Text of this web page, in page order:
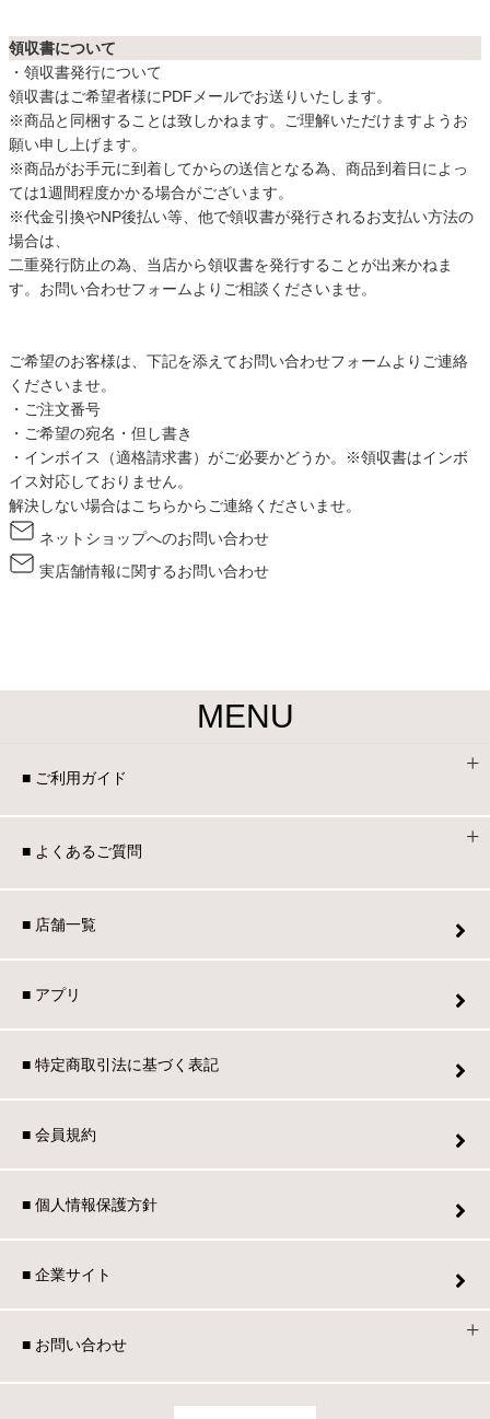
領収書について
・領収書発行について
領収書はご希望者様にPDFメールでお送りいたします。
※商品と同梱することは致しかねます。ご理解いただけますようお
願い申し上げます。
※商品がお手元に到着してからの送信となる為、商品到着日によっ
ては1週間程度かかる場合がございます。
※代金引換やNP後払い等、他で領収書が発行されるお支払い方法の
場合は、
二重発行防止の為、当店から領収書を発行することが出来かねま
す。お問い合わせフォームよりご相談くださいませ。
ご希望のお客様は、下記を添えてお問い合わせフォームよりご連絡
くださいませ。
・ご注文番号
・ご希望の宛名・但し書き
・インボイス（適格請求書）がご必要かどうか。※領収書はインボ
イス対応しておりません。
解決しない場合はこちらからご連絡くださいませ。
ネットショップへのお問い合わせ
実店舗情報に関するお問い合わせ
MENU
■ ご利用ガイド
■ よくあるご質問
■ 店舗一覧
■ アプリ
■ 特定商取引法に基づく表記
■ 会員規約
■ 個人情報保護方針
■ 企業サイト
■ お問い合わせ